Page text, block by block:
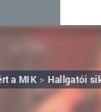
a MIK Hallgatói